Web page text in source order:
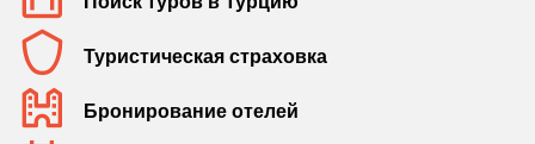
Туристическая страховка
Бронирование отелей